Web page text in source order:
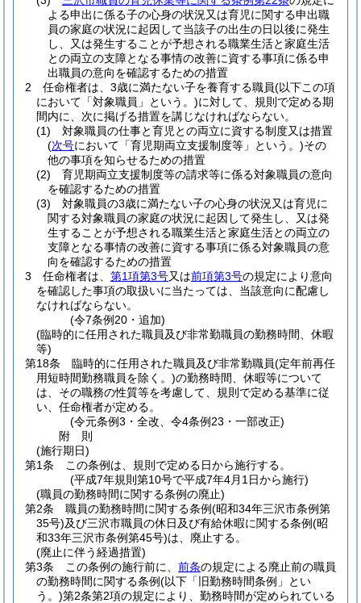
よる申出に係る子の心身の状況又は育児に関する申出職
員の家庭の状況に起因して当該子の出生の日以後に発生
し、又は発生することが予想される職業生活と家庭生活
との両立の支障となる事情の改善に資する事項に係る申
出職員の意向を確認するための措置
2
任命権者は、3歳に満たない子を養育する職員(以下この項
において「対象職員」という。)に対して、規則で定める期
間内に、次に掲げる措置を講じなければならない。
(1)
対象職員の仕事と育児との両立に資する制度又は措置
(次号において「育児期両立支援制度等」という。)その
他の事項を知らせるための措置
(2)
育児期両立支援制度等の請求等に係る対象職員の意向
を確認するための措置
(3)
対象職員の3歳に満たない子の心身の状況又は育児に
関する対象職員の家庭の状況に起因して発生し、又は発
生することが予想される職業生活と家庭生活との両立の
支障となる事情の改善に資する事項に係る対象職員の意
向を確認するための措置
3
任命権者は、 第1項第3号又は前項第3号の規定により意向
を確認した事項の取扱いに当たっては、当該意向に配慮し
なければならない。
(令7条例20・追加)
(臨時的に任用された職員及び非常勤職員の勤務時間、休暇
等)
第18条
臨時的に任用された職員及び非常勤職員(定年前再任
用短時間勤務職員を除く。)の勤務時間、休暇等について
は、その職務の性質等を考慮して、規則で定める基準に従
い、任命権者が定める。
(令元条例3・全改、令4条例23・一部改正)
附 則
(施行期日)
第1条
この条例は、規則で定める日から施行する。
(平成7年規則第10号で平成7年4月1日から施行)
(職員の勤務時間に関する条例の廃止)
第2条
職員の勤務時間に関する条例(昭和34年三沢市条例第
35号)及び三沢市職員の休日及び有給休暇に関する条例(昭
和33年三沢市条例第45号)は、廃止する。
(廃止に伴う経過措置)
第3条
この条例の施行前に、 前条の規定による廃止前の職員
の勤務時間に関する条例(以下「旧勤務時間条例」とい
う。)第2条第2項の規定により、勤務時間が定められている